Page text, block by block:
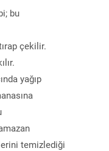
bu
çekilir.
yağıp
temizlediği